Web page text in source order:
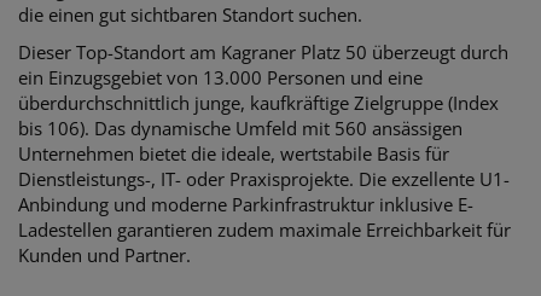
die einen gut sichtbaren Standort suchen.
Dieser Top-Standort am Kagraner Platz 50 überzeugt durch
ein Einzugsgebiet von 13.000 Personen und eine
überdurchschnittlich junge, kaufkräftige Zielgruppe (Index
bis 106). Das dynamische Umfeld mit 560 ansässigen
Unternehmen bietet die ideale, wertstabile Basis für
Dienstleistungs-, IT- oder Praxisprojekte. Die exzellente U1-
Anbindung und moderne Parkinfrastruktur inklusive E-
Ladestellen garantieren zudem maximale Erreichbarkeit für
Kunden und Partner.